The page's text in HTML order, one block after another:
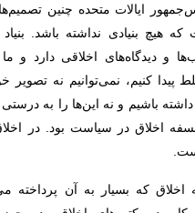
ایالات متحده چنین
که هیچ بنیادی نداشته باشد.
و دیدگاه‌های اخلاقی دارد و ما
پیدا کنیم، نمی‌توانیم نه تصویر
باشیم و نه این‌ها را به درستی
اخلاق در سیاست بود. در
که بسیار به آن پرداخته